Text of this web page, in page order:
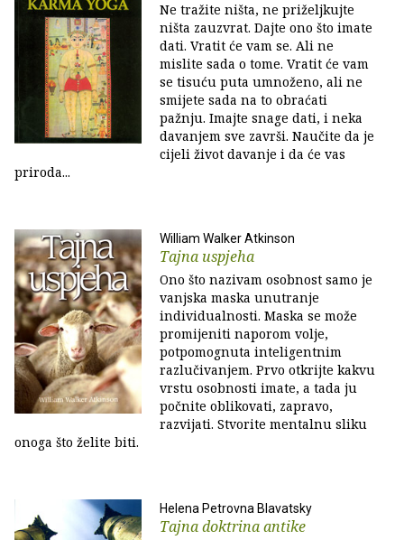
Ne tražite ništa, ne priželjkujte
ništa zauzvrat. Dajte ono što imate
dati. Vratit će vam se. Ali ne
mislite sada o tome. Vratit će vam
se tisuću puta umnoženo, ali ne
smijete sada na to obraćati
pažnju. Imajte snage dati, i neka
davanjem sve završi. Naučite da je
cijeli život davanje i da će vas
priroda...
William Walker Atkinson
Tajna uspjeha
Ono što nazivam osobnost samo je
vanjska maska unutranje
individualnosti. Maska se može
promijeniti naporom volje,
potpomognuta inteligentnim
razlučivanjem. Prvo otkrijte kakvu
vrstu osobnosti imate, a tada ju
počnite oblikovati, zapravo,
razvijati. Stvorite mentalnu sliku
onoga što želite biti.
Helena Petrovna Blavatsky
Tajna doktrina antike